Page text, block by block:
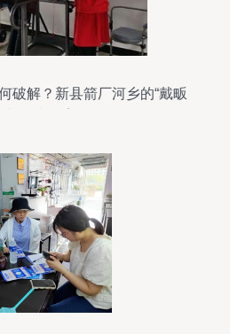
破解？新县箭厂河乡的“戴畈